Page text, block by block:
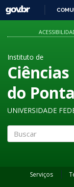
GOVBR
Instituto de
do
UNIVERSIDADE
Serviços